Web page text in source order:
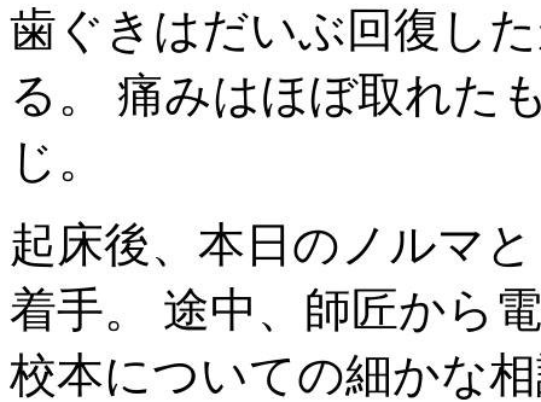
歯ぐきはだいぶ回復し
る。 痛みはほぼ取れた
じ。
起床後、本日のノルマ
着手。 途中、師匠から
校本についての細かな